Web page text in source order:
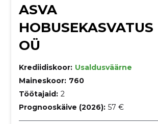
ASVA
HOBUSEKASVATUS
OÜ
Krediidiskoor: Usaldusväärne
Maineskoor: 760
Töötajaid: 2
Prognooskäive (2026): 57 €